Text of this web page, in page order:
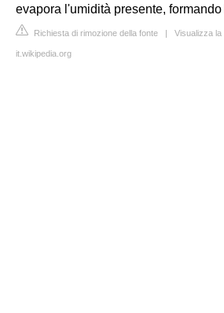
evapora l'umidità presente,
Richiesta di rimozione della fonte | Visualizza
it.wikipedia.org